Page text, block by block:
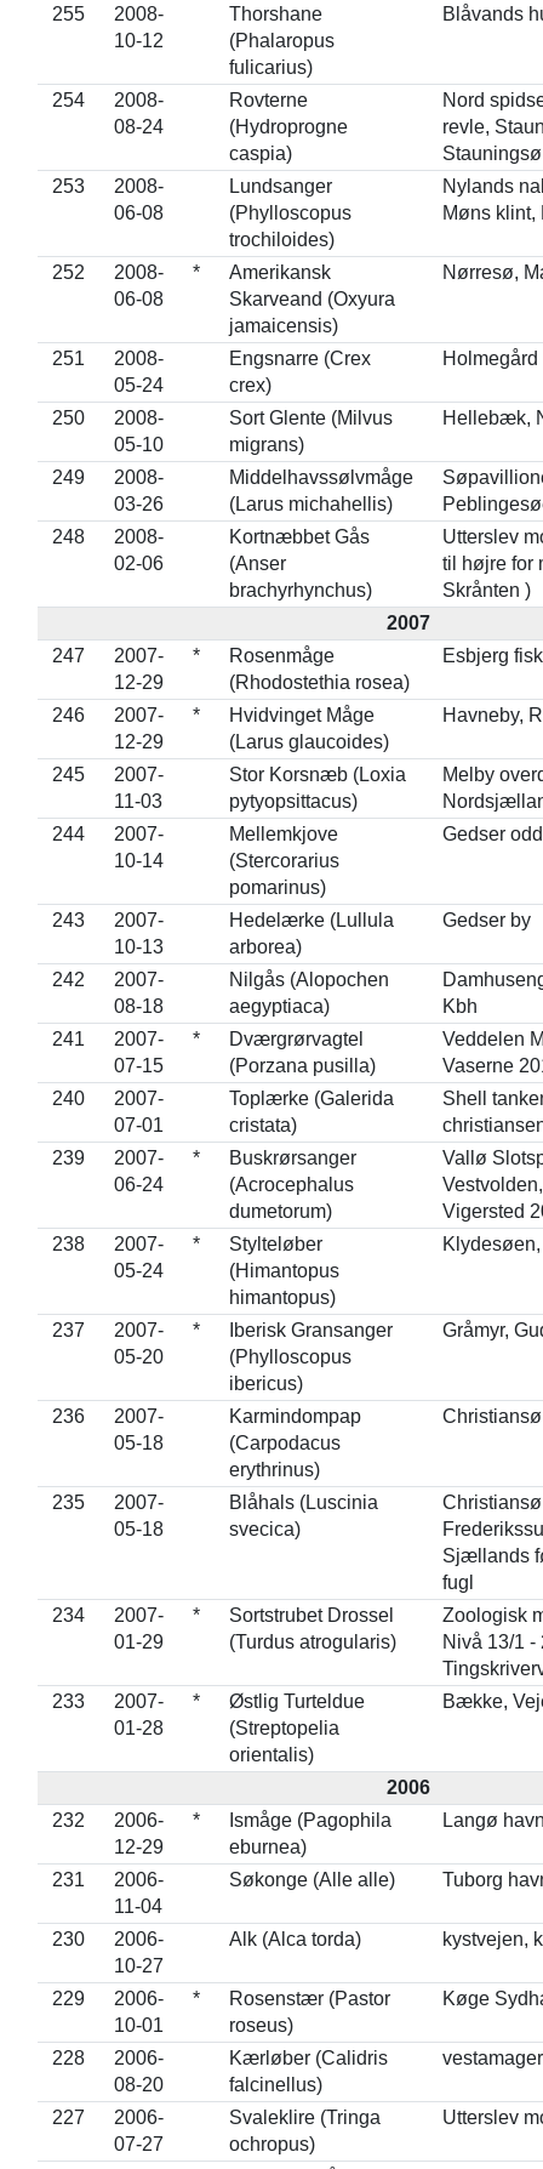
255
2008-
10-12
Thorshane
(Phalaropus
fulicarius)
Blåvands
254
2008-
08-24
Rovterne
(Hydroprogne
caspia)
Nord
revle,
253
2008-
06-08
Lundsanger
(Phylloscopus
trochiloides)
Nylands
Møns klint,
252
2008-
06-08
*
Amerikansk
Skarveand (Oxyura
jamaicensis)
Nørresø,
251
2008-
05-24
Engsnarre (Crex
crex)
Holmegård
250
2008-
05-10
Sort Glente (Milvus
migrans)
Hellebæk,
249
2008-
03-26
Middelhavssølvmåge
(Larus michahellis)
248
2008-
02-06
Kortnæbbet Gås
(Anser
brachyrhynchus)
Utterslev
til højre for
Skrånten )
2007
247
2007-
12-29
*
Rosenmåge
(Rhodostethia rosea)
Esbjerg
246
2007-
12-29
*
Hvidvinget Måge
(Larus glaucoides)
Havneby,
245
2007-
11-03
Stor Korsnæb (Loxia
pytyopsittacus)
Melby
244
2007-
10-14
Mellemkjove
(Stercorarius
pomarinus)
Gedser
243
2007-
10-13
Hedelærke (Lullula
arborea)
Gedser by
242
2007-
08-18
Nilgås (Alopochen
aegyptiaca)
Kbh
241
2007-
07-15
*
Dværgrørvagtel
(Porzana pusilla)
Veddelen
Vaserne
240
2007-
07-01
Toplærke (Galerida
cristata)
Shell
239
2007-
06-24
*
Buskrørsanger
(Acrocephalus
dumetorum)
Vallø
Vigersted
238
2007-
05-24
*
Stylteløber
(Himantopus
himantopus)
237
2007-
05-20
*
Iberisk Gransanger
(Phylloscopus
ibericus)
Gråmyr,
236
2007-
05-18
Karmindompap
(Carpodacus
erythrinus)
Christiansø
235
2007-
05-18
Blåhals (Luscinia
svecica)
Sjællands
fugl
234
2007-
01-29
*
Sortstrubet Drossel
(Turdus atrogularis)
Zoologisk
Nivå 13/1 -
233
2007-
01-28
*
Østlig Turteldue
(Streptopelia
orientalis)
Bække,
2006
232
2006-
12-29
*
Ismåge (Pagophila
eburnea)
Langø
231
2006-
11-04
Søkonge (Alle alle) Tuborg
230
2006-
10-27
Alk (Alca torda) kystvejen,
229
2006-
10-01
*
Rosenstær (Pastor
roseus)
Køge
228
2006-
08-20
Kærløber (Calidris
falcinellus)
227
2006-
07-27
Svaleklire (Tringa
ochropus)
Utterslev